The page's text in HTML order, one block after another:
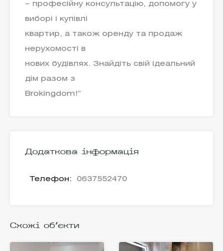
– професійну консультацію, допомогу у
виборі і купівлі
квартир, а також оренду та продаж
нерухомості в
нових будівлях. Знайдіть свій ідеальний
дім разом з
Brokingdom!”
Додаткова інформація
Телефон: 0637552470
Схожі об'єкти